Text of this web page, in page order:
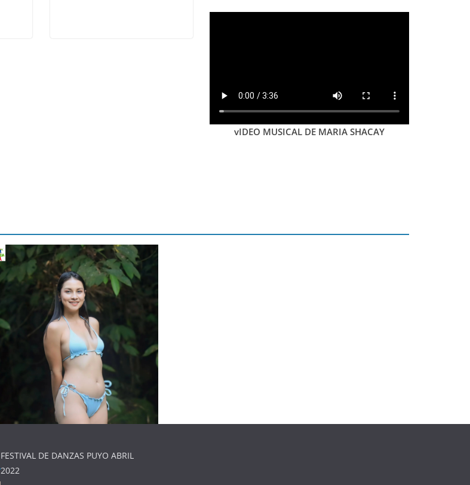
vIDEO MUSICAL DE MARIA SHACAY
FESTIVAL DE DANZAS PUYO ABRIL
2022